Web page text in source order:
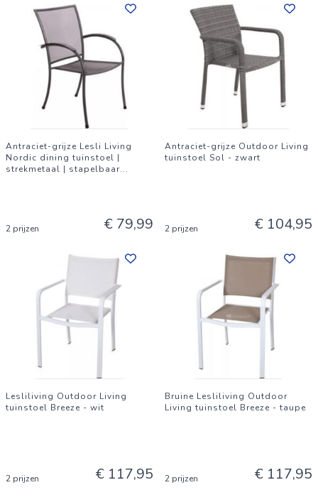
Antraciet-grijze Lesli Living
Nordic dining tuinstoel |
strekmetaal | stapelbaar...
2 prijzen € 79,99
Antraciet-grijze Outdoor Living
tuinstoel Sol - zwart
2 prijzen € 104,95
Lesliliving Outdoor Living
tuinstoel Breeze - wit
2 prijzen € 117,95
Bruine Lesliliving Outdoor
Living tuinstoel Breeze - taupe
2 prijzen € 117,95